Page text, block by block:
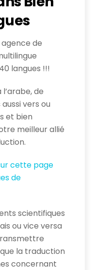
de
langues !!!
de
vers ou
et bien
meilleur allié
cette page
de
scientifiques
ou vice versa
la traduction
concernant